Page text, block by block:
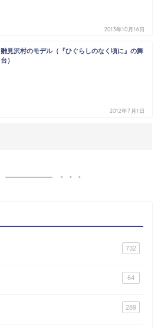
2013年10月16日
雛見沢村のモデル（『ひぐらしのなく頃に』の舞
台）
2012年7月1日
732
64
289